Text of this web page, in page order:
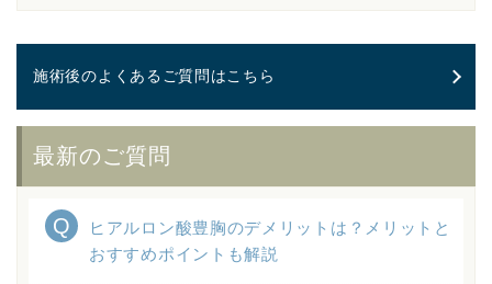
施術後のよくあるご質問はこちら
最新のご質問
ヒアルロン酸豊胸のデメリットは？メリットと
おすすめポイントも解説